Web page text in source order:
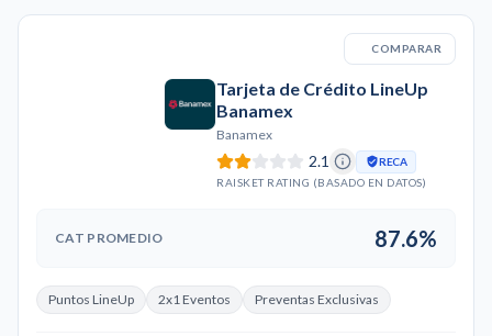
COMPARAR
Tarjeta de Crédito LineUp
Banamex
Banamex
2.1
RECA
RAISKET RATING (BASADO EN DATOS)
CAT PROMEDIO 87.6%
Puntos LineUp 2x1 Eventos Preventas Exclusivas